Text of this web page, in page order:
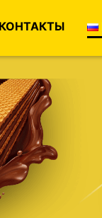
КОНТАКТЫ